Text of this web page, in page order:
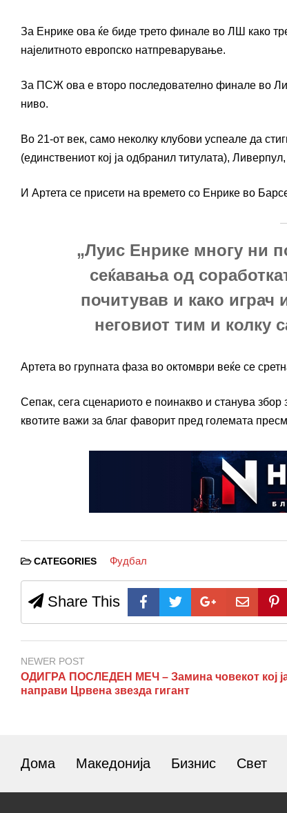
За Енрике ова ќе биде трето финале во ЛШ како
најелитното европско натпреварување.
За ПСЖ ова е второ последователно финале во
ниво.
Во 21-от век, само неколку клубови успеале да
(единствениот кој ја одбранил титулата),
И Артета се присети на времето со Енрике во
„Луис Енрике многу ни
сеќавања од
почитував и како играч
неговиот тим и колку
Артета во групната фаза во октомври веќе се
Сепак, сега сценариото е поинакво и станува
квотите важи за благ фаворит пред големата
CATEGORIES Фудбал
Share This
NEWER POST
ОДИГРА ПОСЛЕДЕН МЕЧ – Замина човекот кој
направи Црвена звезда гигант
Дома Македонија Бизнис Свет